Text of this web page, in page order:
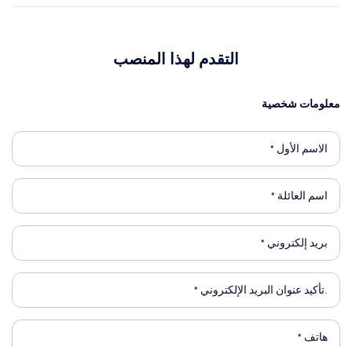
التقدم لهذا المنصب
معلومات شخصية